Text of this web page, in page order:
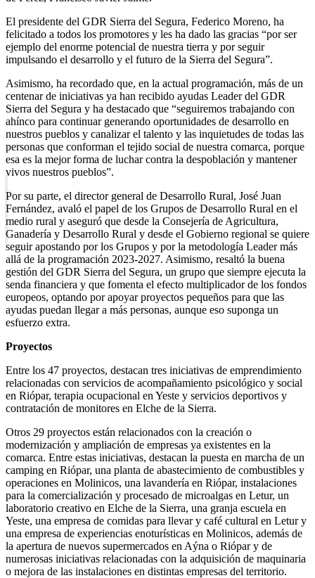
El presidente del GDR Sierra del Segura, Federico Moreno, ha
felicitado a todos los promotores y les ha dado las gracias “por ser
ejemplo del enorme potencial de nuestra tierra y por seguir
impulsando el desarrollo y el futuro de la Sierra del Segura”.
Asimismo, ha recordado que, en la actual programación, más de un
centenar de iniciativas ya han recibido ayudas Leader del GDR
Sierra del Segura y ha destacado que “seguiremos trabajando con
ahínco para continuar generando oportunidades de desarrollo en
nuestros pueblos y canalizar el talento y las inquietudes de todas las
personas que conforman el tejido social de nuestra comarca, porque
esa es la mejor forma de luchar contra la despoblación y mantener
vivos nuestros pueblos”.
Por su parte, el director general de Desarrollo Rural, José Juan
Fernández, avaló el papel de los Grupos de Desarrollo Rural en el
medio rural y aseguró que desde la Consejería de Agricultura,
Ganadería y Desarrollo Rural y desde el Gobierno regional se quiere
seguir apostando por los Grupos y por la metodología Leader más
allá de la programación 2023-2027. Asimismo, resaltó la buena
gestión del GDR Sierra del Segura, un grupo que siempre ejecuta la
senda financiera y que fomenta el efecto multiplicador de los fondos
europeos, optando por apoyar proyectos pequeños para que las
ayudas puedan llegar a más personas, aunque eso suponga un
esfuerzo extra.
Proyectos
Entre los 47 proyectos, destacan tres iniciativas de emprendimiento
relacionadas con servicios de acompañamiento psicológico y social
en Riópar, terapia ocupacional en Yeste y servicios deportivos y
contratación de monitores en Elche de la Sierra.
Otros 29 proyectos están relacionados con la creación o
modernización y ampliación de empresas ya existentes en la
comarca. Entre estas iniciativas, destacan la puesta en marcha de un
camping en Riópar, una planta de abastecimiento de combustibles y
operaciones en Molinicos, una lavandería en Riópar, instalaciones
para la comercialización y procesado de microalgas en Letur, un
laboratorio creativo en Elche de la Sierra, una granja escuela en
Yeste, una empresa de comidas para llevar y café cultural en Letur y
una empresa de experiencias enoturísticas en Molinicos, además de
la apertura de nuevos supermercados en Aýna o Riópar y de
numerosas iniciativas relacionadas con la adquisición de maquinaria
o mejora de las instalaciones en distintas empresas del territorio.